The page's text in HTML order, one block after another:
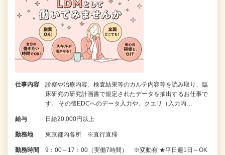
仕事内容
診察や治療内容、検査結果等のカルテ内容等を読み取り、臨
床研究の研究計画書で規定されたデータを抽出するお仕事で
す。 その後EDCへのデータ入力や、クエリ（入力内…
給与 日給20,000円以上
勤務地 東京都内各所 ※直行直帰
勤務時間
9：00～17：00（実働7時間） ※変動有 ★平日週1日～OK